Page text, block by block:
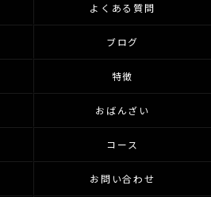
よくある質問
ブログ
特徴
おばんざい
コース
お問い合わせ